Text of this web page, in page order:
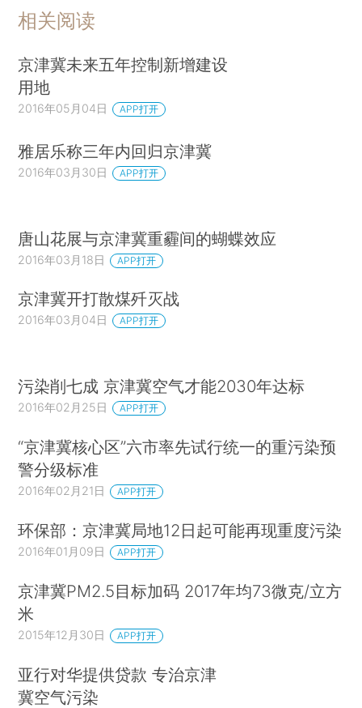
相关阅读
京津冀未来五年控制新增建设
用地
2016年05月04日 APP打开
雅居乐称三年内回归京津冀
2016年03月30日 APP打开
唐山花展与京津冀重霾间的蝴蝶效应
2016年03月18日 APP打开
京津冀开打散煤歼灭战
2016年03月04日 APP打开
污染削七成 京津冀空气才能2030年达标
2016年02月25日 APP打开
“京津冀核心区”六市率先试行统一的重污染预
警分级标准
2016年02月21日 APP打开
环保部：京津冀局地12日起可能再现重度污染
2016年01月09日 APP打开
京津冀PM2.5目标加码 2017年均73微克/立方
米
2015年12月30日 APP打开
亚行对华提供贷款 专治京津
冀空气污染